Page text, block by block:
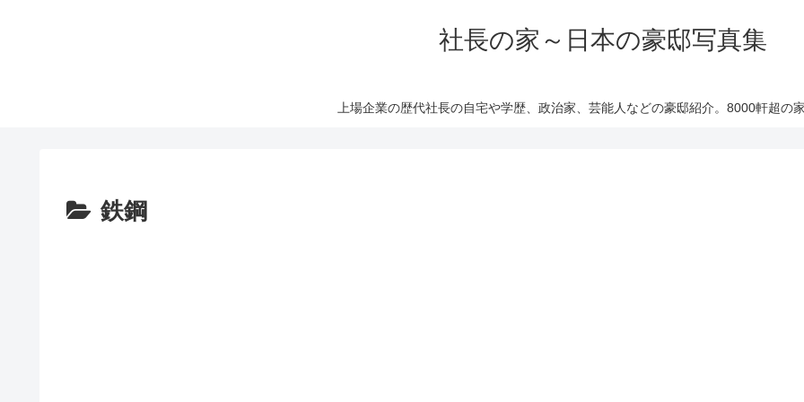
社長の家～日本の豪邸写真集
上場企業の歴代社長の自宅や学歴、政治家、芸能人などの豪邸紹介。8000軒超の家
鉄鋼